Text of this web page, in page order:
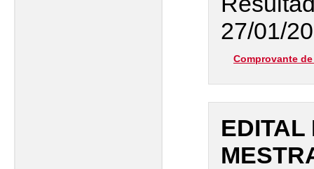
27/01/
Comprovante
EDITAL